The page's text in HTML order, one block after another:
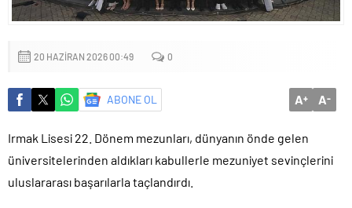
Yapıldı
20 HAZIRAN 2026 00:49 0
ABONE OL A+ A-
Irmak Lisesi 22. Dönem mezunları, dünyanın önde gelen
üniversitelerinden aldıkları kabullerle mezuniyet sevinçlerini
uluslararası başarılarla taçlandırdı.